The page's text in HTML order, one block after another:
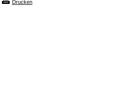
Drucken